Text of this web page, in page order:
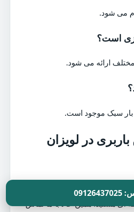
می شود.
است؟
ارائه می شود.
بار سبک موجود است.
در لویزان
در لویزان (شیان)
هستید، همین حالا با ما تماس